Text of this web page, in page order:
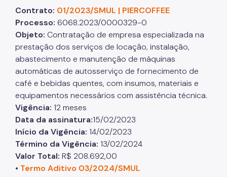
Transferência do Direito de Construir - TDC
Função Social
Mapas e Dados Urbanos
Uso do Solo
Cidade Limpa
Projetos Urbanos
Gestão Urbana
SP Urbanismo
Aprovação de Projetos
Contrato: 01/2023/SMUL | PIERCOFFEE
Processo: 6068.2023/0000329-0
Objeto: Contratação de empresa especializada na
prestação dos serviços de locação, instalação,
abastecimento e manutenção de máquinas
automáticas de autosserviço de fornecimento de
café e bebidas quentes, com insumos, materiais e
equipamentos necessários com assistência técnica.
Vigência: 12 meses
Data da assinatura:15/02/2023
Início da Vigência: 14/02/2023
Término da Vigência: 13/02/2024
Valor Total: R$ 208.692,00
• Termo Aditivo 03/2024/SMUL